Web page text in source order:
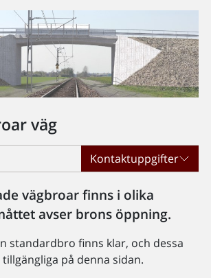
väg
Kontaktuppgifter
vägbroar finns i olika
avser brons öppning.
standardbro finns klar, och dessa
på denna sidan.